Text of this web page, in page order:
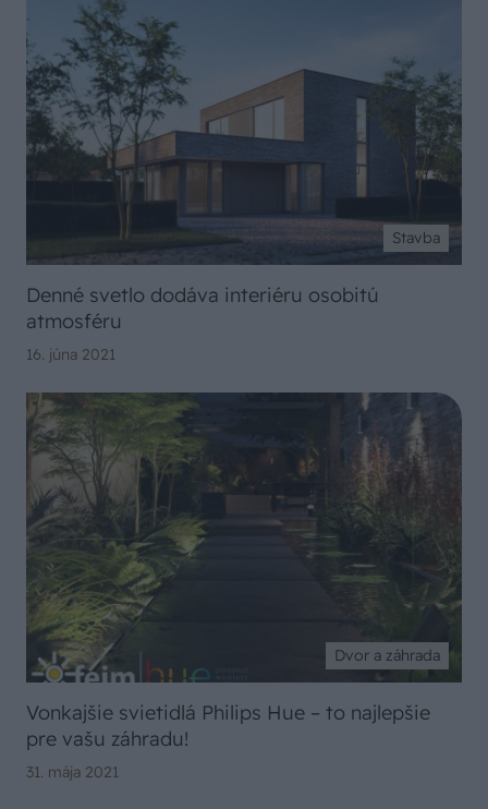
Stavba
Denné svetlo dodáva interiéru osobitú
atmosféru
16. júna 2021
Dvor a záhrada
Vonkajšie svietidlá Philips Hue – to najlepšie
pre vašu záhradu!
31. mája 2021